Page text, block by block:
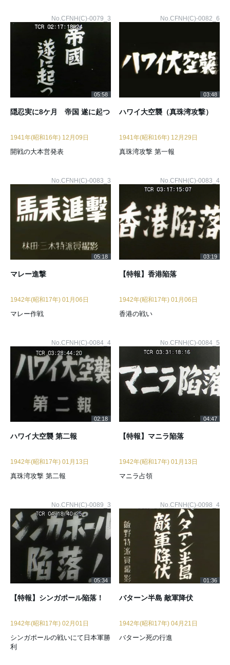
No.CFNH(C)-0079_3
05:58
隠忍実に8ケ月 帝国 遂に起つ
1941年(昭和16年) 12月09日
開戦の大本営発表
No.CFNH(C)-0082_6
03:48
ハワイ大空襲（真珠湾攻撃）
1941年(昭和16年) 12月29日
真珠湾攻撃 第一報
No.CFNH(C)-0083_3
05:18
マレー進撃
1942年(昭和17年) 01月06日
マレー作戦
No.CFNH(C)-0083_4
03:19
【特報】香港陥落
1942年(昭和17年) 01月06日
香港の戦い
No.CFNH(C)-0084_4
02:18
ハワイ大空襲 第二報
1942年(昭和17年) 01月13日
真珠湾攻撃 第二報
No.CFNH(C)-0084_5
04:47
【特報】マニラ陥落
1942年(昭和17年) 01月13日
マニラ占領
No.CFNH(C)-0089_3
05:34
【特報】シンガポール陥落！
1942年(昭和17年) 02月01日
シンガポールの戦いにて日本軍勝
利
No.CFNH(C)-0098_4
01:36
バターン半島 敵軍降伏
1942年(昭和17年) 04月21日
バターン死の行進